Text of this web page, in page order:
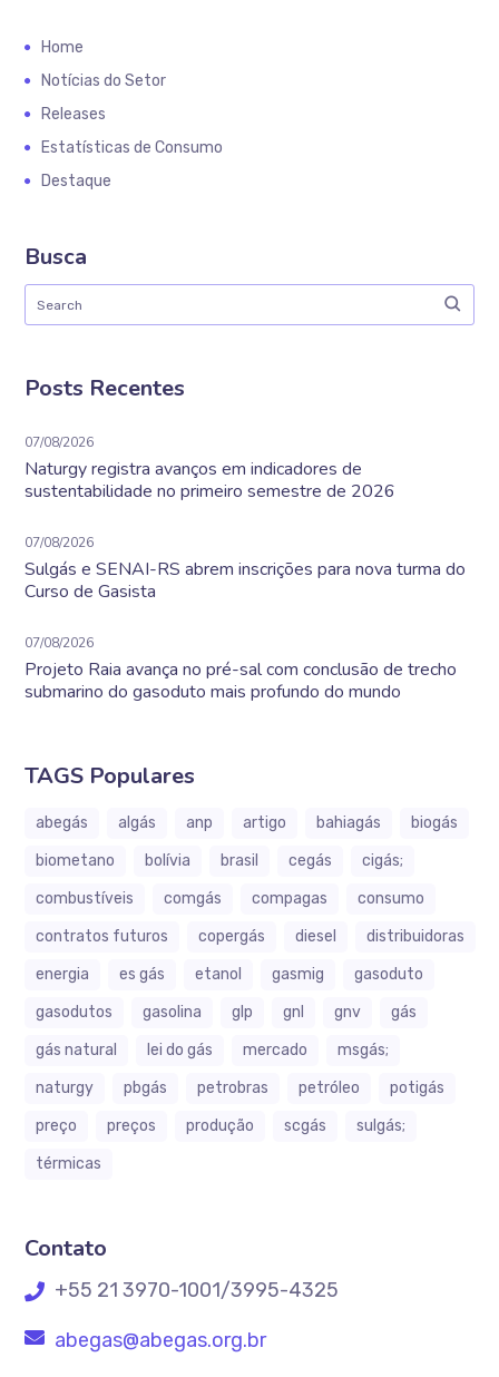
Home
Notícias do Setor
Releases
Estatísticas de Consumo
Destaque
Busca
Posts Recentes
07/08/2026
Naturgy registra avanços em indicadores de
sustentabilidade no primeiro semestre de 2026
07/08/2026
Sulgás e SENAI-RS abrem inscrições para nova turma do
Curso de Gasista
07/08/2026
Projeto Raia avança no pré-sal com conclusão de trecho
submarino do gasoduto mais profundo do mundo
TAGS Populares
abegás algás anp artigo bahiagás
biogás
biometano
bolívia brasil cegás
cigás;
combustíveis
comgás compagas
consumo
contratos futuros
copergás diesel
distribuidoras
energia
es gás etanol gasmig
gasoduto
gasodutos
gasolina glp gnl gnv
gás
gás natural
lei do gás mercado
msgás;
naturgy
pbgás petrobras petróleo
potigás
preço
preços produção scgás
sulgás;
térmicas
Contato
+55 21 3970-1001/3995-4325
abegas@abegas.org.br